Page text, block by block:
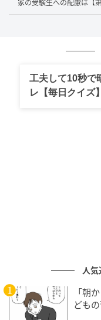
してみますが、タ
不安に襲われ、つな
します。
家の受験生への配慮は【
工夫して10秒で
レ【毎日クイズ】
人
「朝
ども